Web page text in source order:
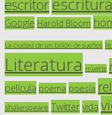
escritor
Google Harold Bloom
La ciudad de un billón de sueños
Literatura muerte
película poema poesía
shakespeare Twittervida